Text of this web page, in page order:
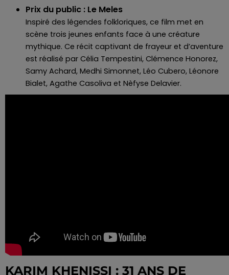
Prix du public : Le Meles
Inspiré des légendes folkloriques, ce film met en
scène trois jeunes enfants face à une créature
mythique. Ce récit captivant de frayeur et d’aventure
est réalisé par Célia Tempestini, Clémence Honorez,
Samy Achard, Medhi Simonnet, Léo Cubero, Léonore
Bialet, Agathe Casoliva et Nèfyse Delavier.
KARIM KHENISSI : 31 ANS DE